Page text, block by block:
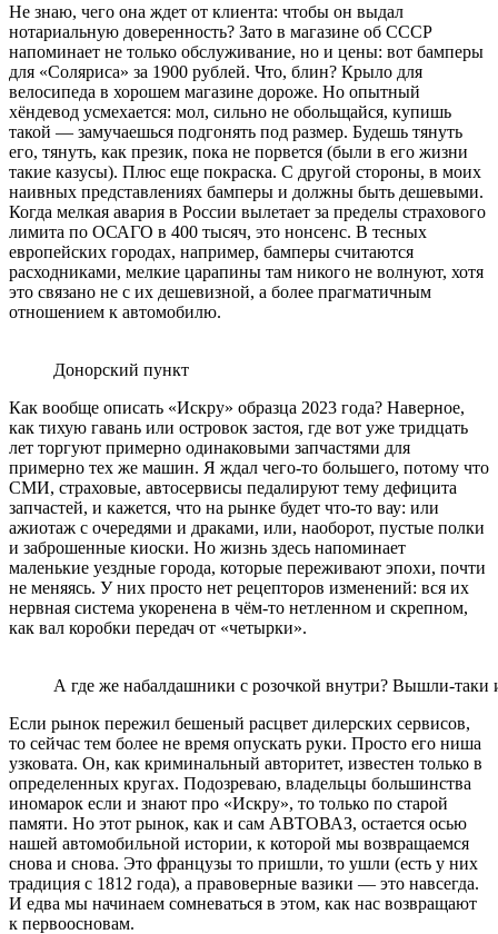
Не знаю, чего она ждет от клиента: чтобы он выдал
нотариальную доверенность? Зато в магазине об СССР
напоминает не только обслуживание, но и цены: вот бамперы
для «Соляриса» за 1900 рублей. Что, блин? Крыло для
велосипеда в хорошем магазине дороже. Но опытный
хёндевод усмехается: мол, сильно не обольщайся, купишь
такой — замучаешься подгонять под размер. Будешь тянуть
его, тянуть, как презик, пока не порвется (были в его жизни
такие казусы). Плюс еще покраска. С другой стороны, в моих
наивных представлениях бамперы и должны быть дешевыми.
Когда мелкая авария в России вылетает за пределы страхового
лимита по ОСАГО в 400 тысяч, это нонсенс. В тесных
европейских городах, например, бамперы считаются
расходниками, мелкие царапины там никого не волнуют, хотя
это связано не с их дешевизной, а более прагматичным
отношением к автомобилю.
Донорский пункт
Как вообще описать «Искру» образца 2023 года? Наверное,
как тихую гавань или островок застоя, где вот уже тридцать
лет торгуют примерно одинаковыми запчастями для
примерно тех же машин. Я ждал чего-то большего, потому что
СМИ, страховые, автосервисы педалируют тему дефицита
запчастей, и кажется, что на рынке будет что-то вау: или
ажиотаж с очередями и драками, или, наоборот, пустые полки
и заброшенные киоски. Но жизнь здесь напоминает
маленькие уездные города, которые переживают эпохи, почти
не меняясь. У них просто нет рецепторов изменений: вся их
нервная система укоренена в чём-то нетленном и скрепном,
как вал коробки передач от «четырки».
А где же набалдашники с розочкой внутри? Вышли-таки
Если рынок пережил бешеный расцвет дилерских сервисов,
то сейчас тем более не время опускать руки. Просто его ниша
узковата. Он, как криминальный авторитет, известен только в
определенных кругах. Подозреваю, владельцы большинства
иномарок если и знают про «Искру», то только по старой
памяти. Но этот рынок, как и сам АВТОВАЗ, остается осью
нашей автомобильной истории, к которой мы возвращаемся
снова и снова. Это французы то пришли, то ушли (есть у них
традиция с 1812 года), а правоверные вазики — это навсегда.
И едва мы начинаем сомневаться в этом, как нас возвращают
к первоосновам.